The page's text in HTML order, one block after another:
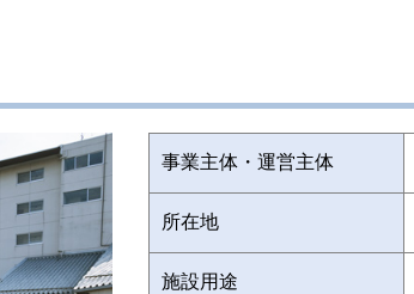
事業主体・運営主体
所在地
施設用途